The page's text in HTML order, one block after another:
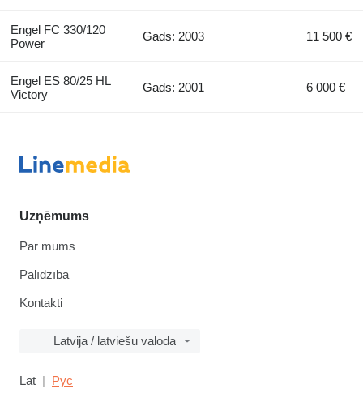
Engel FC 330/120
Power
Gads: 2003 11 500 €
Engel ES 80/25 HL
Victory
Gads: 2001 6 000 €
Uzņēmums
Par mums
Palīdzība
Kontakti
Latvija / latviešu valoda
Lat Рус